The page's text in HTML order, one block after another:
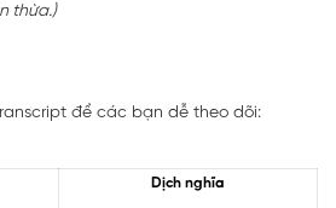
thừa.)
để các bạn dễ theo dõi:
Dịch nghĩa